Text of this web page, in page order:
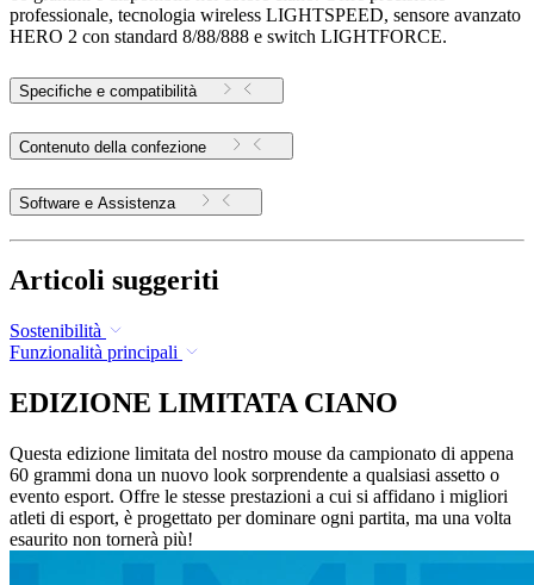
professionale, tecnologia wireless LIGHTSPEED, sensore avanzato
HERO 2 con standard 8/88/888 e switch LIGHTFORCE.
Specifiche e compatibilità
Contenuto della confezione
Software e Assistenza
Articoli suggeriti
Sostenibilità
Funzionalità principali
EDIZIONE LIMITATA CIANO
Questa edizione limitata del nostro mouse da campionato di appena
60 grammi dona un nuovo look sorprendente a qualsiasi assetto o
evento esport. Offre le stesse prestazioni a cui si affidano i migliori
atleti di esport, è progettato per dominare ogni partita, ma una volta
esaurito non tornerà più!